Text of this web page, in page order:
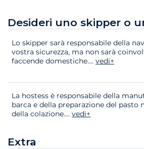
Desideri uno skipper o
Lo skipper sarà responsabile della
vostra sicurezza, ma non sarà
faccende domestiche.... vedi+
La hostess è responsabile della
barca e della preparazione del pasto
della colazione.... vedi+
Extra